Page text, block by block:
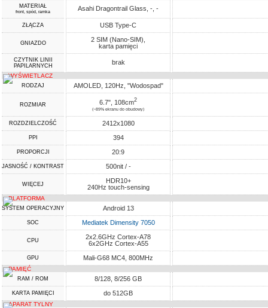
MATERIAŁ
front, spód, ramka Asahi Dragontrail Glass, -, -
ZŁĄCZA USB Type-C
GNIAZDO
2 SIM (Nano-SIM),
karta pamięci
CZYTNIK LINII
PAPILARNYCH
brak
WYŚWIETLACZ
RODZAJ AMOLED, 120Hz, "Wodospad"
ROZMIAR 6.7", 108cm2
(~89% ekranu do obudowy)
ROZDZIELCZOŚĆ 2412x1080
PPI 394
PROPORCJI 20:9
JASNOŚĆ / KONTRAST 500nit / -
WIĘCEJ
HDR10+
240Hz touch-sensing
PLATFORMA
SYSTEM OPERACYJNY Android 13
SOC Mediatek Dimensity 7050
CPU
2x2.6GHz Cortex-A78
6x2GHz Cortex-A55
GPU Mali-G68 MC4, 800MHz
PAMIĘĆ
RAM / ROM 8/128, 8/256 GB
KARTA PAMIĘCI do 512GB
APARAT TYLNY